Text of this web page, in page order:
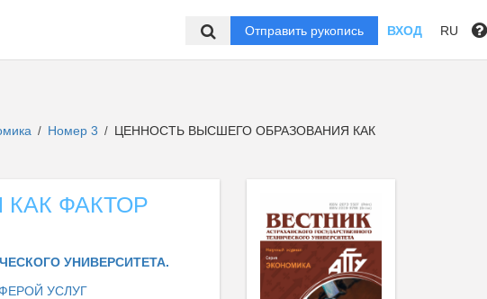
Отправить рукопись ВХОД RU
/ Номер 3 / ЦЕННОСТЬ ВЫСШЕГО ОБРАЗОВАНИЯ КАК
ФАКТОР
УНИВЕРСИТЕТА.
УСЛУГ